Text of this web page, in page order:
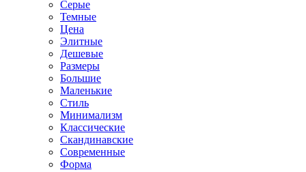
Серые
Темные
Цена
Элитные
Дешевые
Размеры
Большие
Маленькие
Стиль
Минимализм
Классические
Скандинавские
Современные
Форма